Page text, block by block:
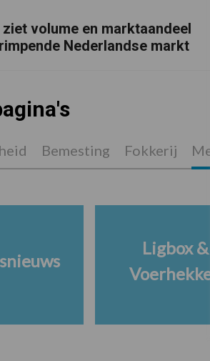
volume en marktaandeel
Nederlandse markt
Bemesting Fokkerij
Ligbox &